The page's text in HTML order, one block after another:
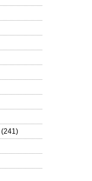
(241)